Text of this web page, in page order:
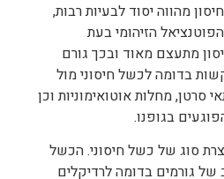
מהווה יסוד לבעיות רבות,
הזיהומי בעת
מתעצם מאוד ובכך גורם
בדומה לכשל חיסוני מול
סרטן, מחלות אוטואימוניות וכן
בגופנו.
סוג של כשל חיסוני. הכשל
של גורמים בדומה לרדיקלים